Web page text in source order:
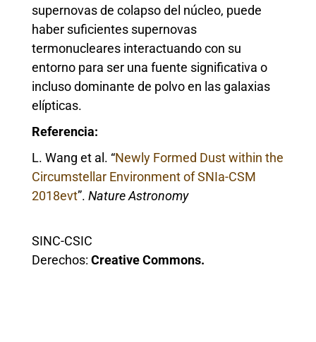
supernovas de colapso del núcleo, puede
haber suficientes supernovas
termonucleares interactuando con su
entorno para ser una fuente significativa o
incluso dominante de polvo en las galaxias
elípticas.
Referencia:
L. Wang et al. “Newly Formed Dust within the
Circumstellar Environment of SNIa-CSM
2018evt”. Nature Astronomy
SINC-CSIC
Derechos: Creative Commons.